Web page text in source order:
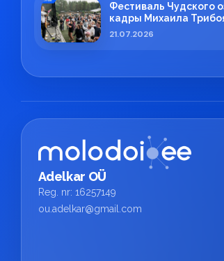
Фестиваль Чудского
кадры Михаила
профессиональная
21.07.2026
Adelkar OÜ
Reg. nr: 16257149
ou.adelkar@gmail.com